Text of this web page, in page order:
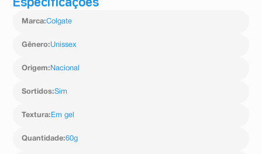
crianças maiores de 6 anos. Use uma quantidade do
durante a escovação para minimizar a deglutição. Se
consulte seu médico ou dentista. Não ingerir.
Fluoreto de Sódio,
Especificações
Marca:Colgate
Gênero:Unissex
Origem: Nacional
Sortidos:Sim
Textura: Em gel
Quantidade:60g